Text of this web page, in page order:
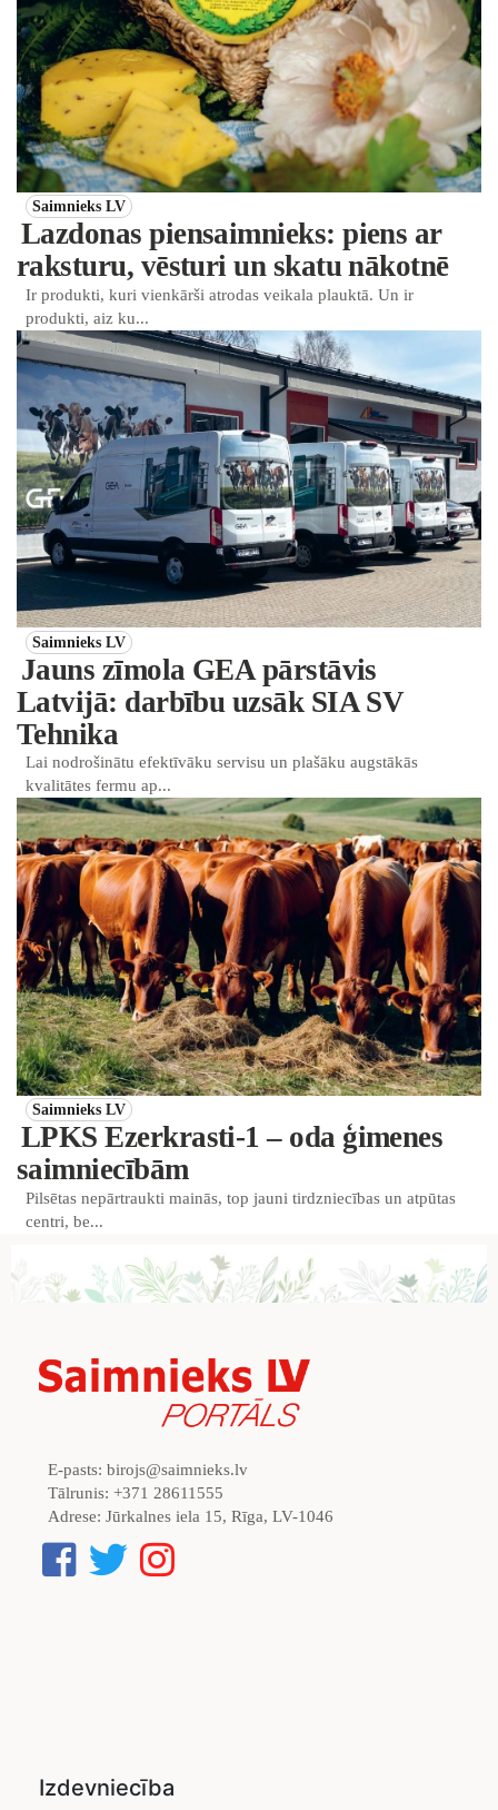
Saimnieks LV
Lazdonas piensaimnieks: piens ar
raksturu, vēsturi un skatu nākotnē
Ir produkti, kuri vienkārši atrodas veikala plauktā. Un ir
produkti, aiz ku...
Saimnieks LV
Jauns zīmola GEA pārstāvis
Latvijā: darbību uzsāk SIA SV
Tehnika
Lai nodrošinātu efektīvāku servisu un plašāku augstākās
kvalitātes fermu ap...
Saimnieks LV
LPKS Ezerkrasti-1 – oda ģimenes
saimniecībām
Pilsētas nepārtraukti mainās, top jauni tirdzniecības un atpūtas
centri, be...
E-pasts: birojs@saimnieks.lv
Tālrunis: +371 28611555
Adrese: Jūrkalnes iela 15, Rīga, LV-1046
Izdevniecība